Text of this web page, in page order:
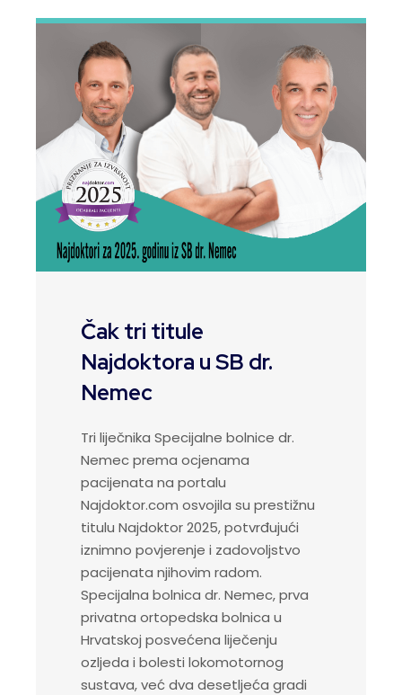
Čak tri titule
Najdoktora u SB dr.
Nemec
Tri liječnika Specijalne bolnice dr.
Nemec prema ocjenama
pacijenata na portalu
Najdoktor.com osvojila su prestižnu
titulu Najdoktor 2025, potvrđujući
iznimno povjerenje i zadovoljstvo
pacijenata njihovim radom.
Specijalna bolnica dr. Nemec, prva
privatna ortopedska bolnica u
Hrvatskoj posvećena liječenju
ozljeda i bolesti lokomotornog
sustava, već dva desetljeća gradi